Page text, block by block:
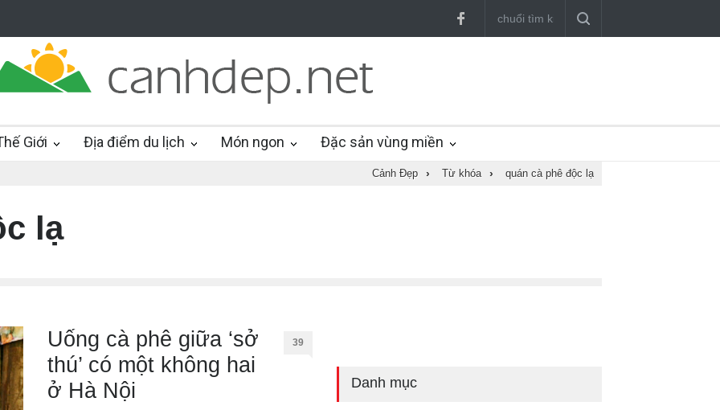
Giới Địa điểm du lịch Món ngon Đặc sản vùng miền
Cảnh Đẹp › Từ khóa › quán cà phê độc lạ
lạ
Uống cà phê giữa ‘sở
thú’ có một không hai
ở Hà Nội
39
Danh mục